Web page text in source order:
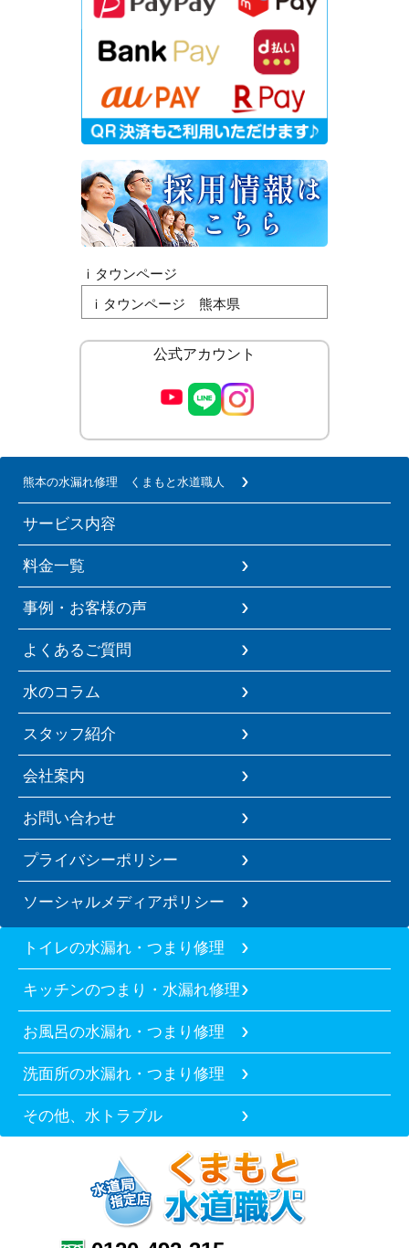
ｉタウンページ
ｉタウンページ 熊本県
公式アカウント
熊本の水漏れ修理 くまもと水道職人
サービス内容
料金一覧
事例・お客様の声
よくあるご質問
水のコラム
スタッフ紹介
会社案内
お問い合わせ
プライバシーポリシー
ソーシャルメディアポリシー
トイレの水漏れ・つまり修理
キッチンのつまり・水漏れ修理
お風呂の水漏れ・つまり修理
洗面所の水漏れ・つまり修理
その他、水トラブル